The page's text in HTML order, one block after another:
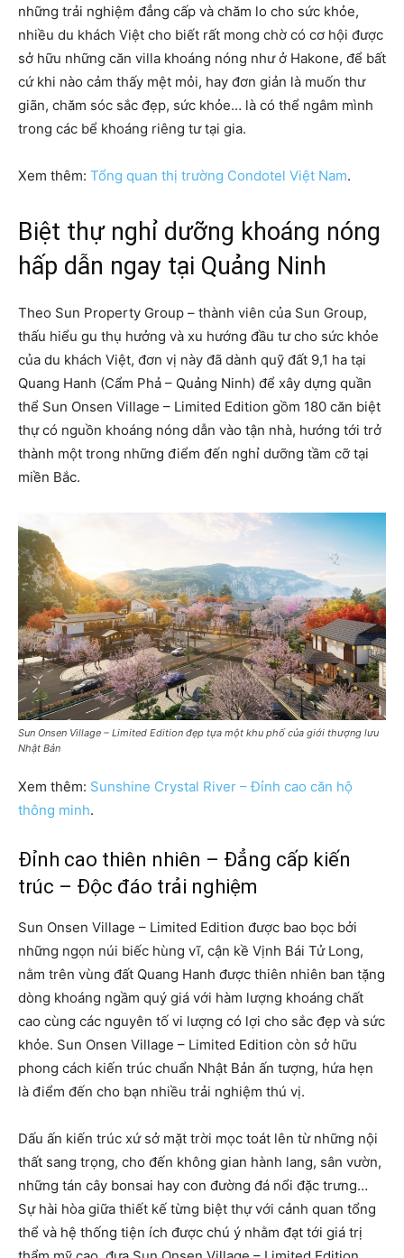
những trải nghiệm đẳng cấp và chăm lo cho sức khỏe,
nhiều du khách Việt cho biết rất mong chờ có cơ hội được
sở hữu những căn villa khoáng nóng như ở Hakone, để bất
cứ khi nào cảm thấy mệt mỏi, hay đơn giản là muốn thư
giãn, chăm sóc sắc đẹp, sức khỏe… là có thể ngâm mình
trong các bể khoáng riêng tư tại gia.
Xem thêm: Tổng quan thị trường Condotel Việt Nam.
Biệt thự nghỉ dưỡng khoáng nóng
hấp dẫn ngay tại Quảng Ninh
Theo Sun Property Group – thành viên của Sun Group,
thấu hiểu gu thụ hưởng và xu hướng đầu tư cho sức khỏe
của du khách Việt, đơn vị này đã dành quỹ đất 9,1 ha tại
Quang Hanh (Cẩm Phả – Quảng Ninh) để xây dựng quần
thể Sun Onsen Village – Limited Edition gồm 180 căn biệt
thự có nguồn khoáng nóng dẫn vào tận nhà, hướng tới trở
thành một trong những điểm đến nghỉ dưỡng tầm cỡ tại
miền Bắc.
Sun Onsen Village – Limited Edition đẹp tựa một khu phố của giới thượng lưu
Nhật Bản
Xem thêm: Sunshine Crystal River – Đỉnh cao căn hộ
thông minh.
Đỉnh cao thiên nhiên – Đẳng cấp kiến
trúc – Độc đáo trải nghiệm
Sun Onsen Village – Limited Edition được bao bọc bởi
những ngọn núi biếc hùng vĩ, cận kề Vịnh Bái Tử Long,
nằm trên vùng đất Quang Hanh được thiên nhiên ban tặng
dòng khoáng ngầm quý giá với hàm lượng khoáng chất
cao cùng các nguyên tố vi lượng có lợi cho sắc đẹp và sức
khỏe. Sun Onsen Village – Limited Edition còn sở hữu
phong cách kiến trúc chuẩn Nhật Bản ấn tượng, hứa hẹn
là điểm đến cho bạn nhiều trải nghiệm thú vị.
Dấu ấn kiến trúc xứ sở mặt trời mọc toát lên từ những nội
thất sang trọng, cho đến không gian hành lang, sân vườn,
những tán cây bonsai hay con đường đá nổi đặc trưng…
Sự hài hòa giữa thiết kế từng biệt thự với cảnh quan tổng
thể và hệ thống tiện ích được chú ý nhằm đạt tới giá trị